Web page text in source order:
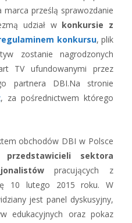
prześlą sprawozdanie
udział w konkursie z
konkursu, plik
zostanie nagrodzonych
TV ufundowanymi przez
partnera DBI.Na stronie
, za pośrednictwem którego
obchodów DBI w Polsce
sektora
pracujących z
10 lutego 2015 roku. W
jest panel dyskusyjny,
edukacyjnych oraz pokaz